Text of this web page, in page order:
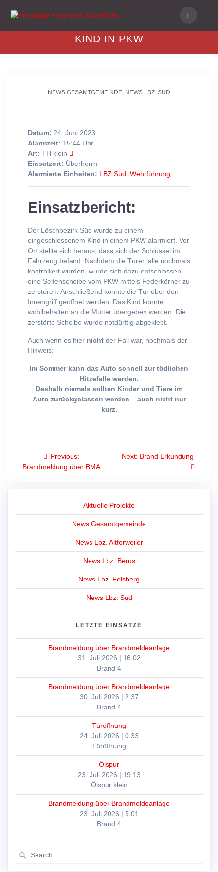
to
KIND IN PKW
NEWS GESAMTGEMEINDE, NEWS LBZ. SÜD
Datum: 24. Juni 2023
Alarmzeit: 15:44 Uhr
Art: TH klein
Einsatzort: Überherrn
Alarmierte Einheiten: LBZ Süd Wehrführung
Einsatzbericht:
Der Löschbezirk Süd wurde zu einem
eingeschlossenem Kind in einem PKW alarmiert. Vor
Ort stellte sich heraus, dass sich der Schlüssel im
Fahrzeug befand. Nachdem die Türen alle nochmals
kontrolliert wurden, wurde sich dazu entschlossen,
eine Seitenscheibe vom PKW mittels Federkörner zu
zerstören. Anschließend konnte die Tür über den
Innengriff geöffnet werden. Das Kind konnte
wohlbehalten an die Mutter übergeben werden. Die
zerstörte Scheibe wurde notdürftig abgeklebt.
Auch wenn es hier nicht der Fall war, nochmals der
Hinweis:
Im Sommer kann das Auto schnell zur tödlichen
Hitzefalle werden.
Deshalb niemals sollten Kinder und Tiere im
Auto zurückgelassen werden – auch nicht nur
kurz.
Beitragsnavigation
Previous:
post:
Brandmeldung über BMA
Next: Next
Brand Erkundung
Aktuelle Projekte
News Gesamtgemeinde
News Lbz. Altforweiler
News Lbz. Berus
News Lbz. Felsberg
News Lbz. Süd
LETZTE EINSÄTZE
Brandmeldung über Brandmeldeanlage
31. Juli 2026 | 16:02
Brand 4
Brandmeldung über Brandmeldeanlage
30. Juli 2026 | 2:37
Brand 4
Türöffnung
24. Juli 2026 | 0:33
Türöffnung
Ölspur
23. Juli 2026 | 19:13
Ölspur klein
Brandmeldung über Brandmeldeanlage
23. Juli 2026 | 5:01
Brand 4